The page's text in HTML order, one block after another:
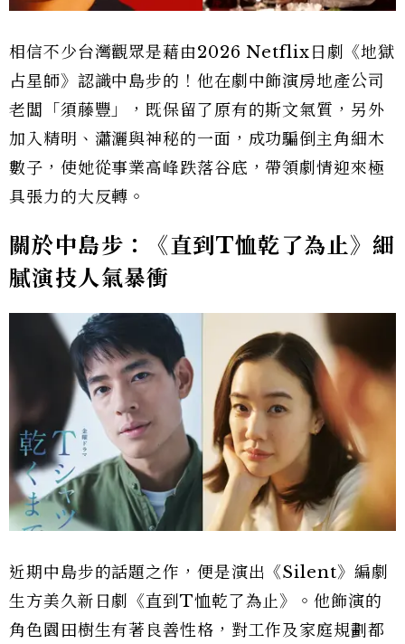
相信不少台灣觀眾是藉由2026 Netflix日劇《地獄
占星師》認識中島步的！他在劇中飾演房地產公司
老闆「須藤豐」，既保留了原有的斯文氣質，另外
加入精明、瀟灑與神秘的一面，成功騙倒主角細木
數子，使她從事業高峰跌落谷底，帶領劇情迎來極
具張力的大反轉。
關於中島步：《直到T恤乾了為止》細
膩演技人氣暴衝
近期中島步的話題之作，便是演出《Silent》編劇
生方美久新日劇《直到T恤乾了為止》。他飾演的
角色園田樹生有著良善性格，對工作及家庭規劃都